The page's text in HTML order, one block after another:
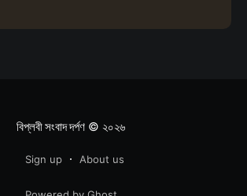
বিপ্লবী সংবাদ দর্পণ© ২০২৬
Sign up About us